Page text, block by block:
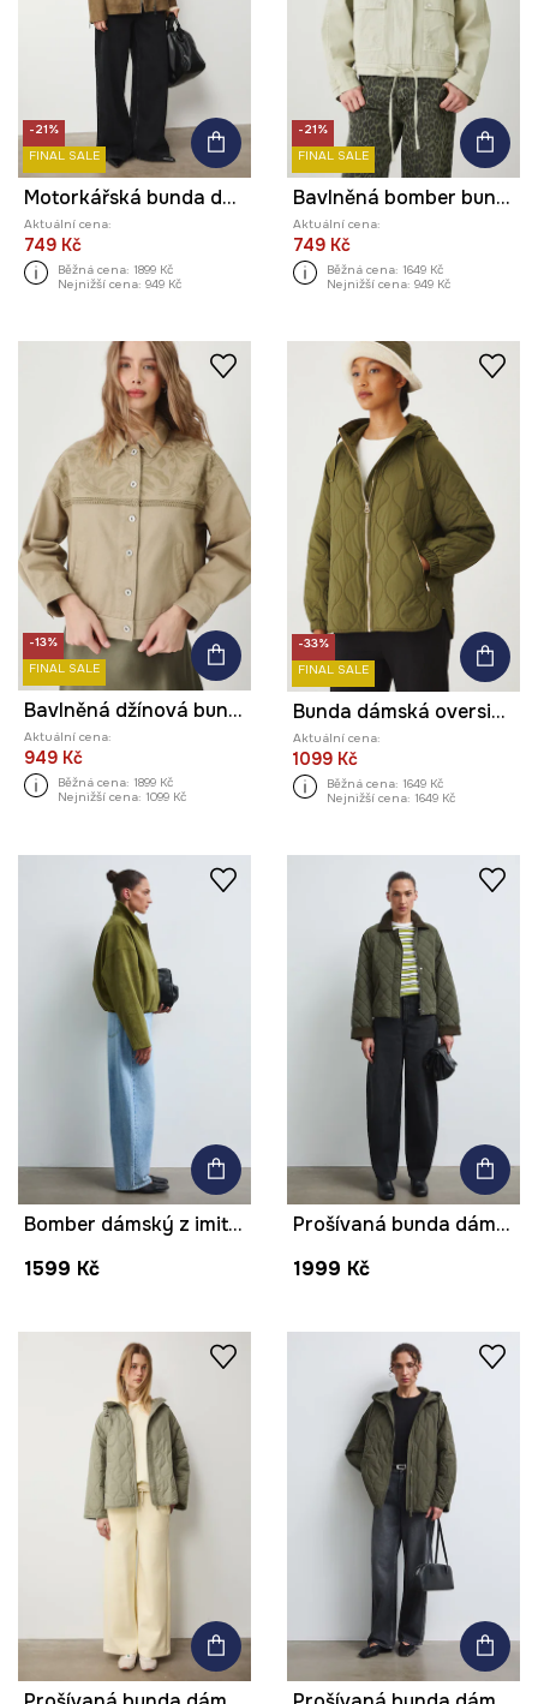
-21%
FINAL SALE
Motorkářská bunda dámská z imitace semiše
Aktuální cena:
749 Kč
Běžná cena: 1899 Kč
Nejnižší cena: 949 Kč
-21%
FINAL SALE
Bavlněná bomber bunda hladký povrch zelená barva
Aktuální cena:
749 Kč
Běžná cena: 1649 Kč
Nejnižší cena: 949 Kč
-13%
FINAL SALE
Bavlněná džínová bunda dámská s ozdobnými výšivkami zelená barva
Aktuální cena:
949 Kč
Běžná cena: 1899 Kč
Nejnižší cena: 1099 Kč
-33%
FINAL SALE
Bunda dámská oversized, s prošíváním zelená barva
Aktuální cena:
1099 Kč
Běžná cena: 1649 Kč
Nejnižší cena: 1649 Kč
Bomber dámský z imitace semiše
1599 Kč
Prošívaná bunda dámská
1999 Kč